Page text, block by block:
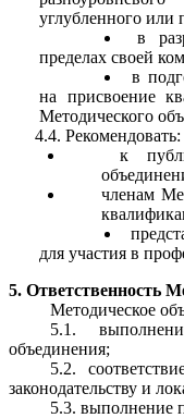
углубленного или
в
пределах своей
в
на присвоение
Методического
4.4. Рекомендовать:
к
членам
для участия в
5. Ответственность
Методическое
5.1.
объединения;
5.2.
законодательству и
5.3. выполнение